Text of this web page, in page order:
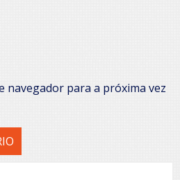
navegador para a próxima vez